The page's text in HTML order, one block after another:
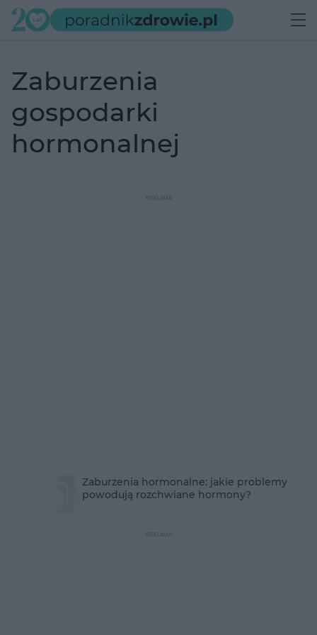
zaburzenia
gospodarki
hormonalnej
Zaburzenia hormonalne: jakie problemy
powodują rozchwiane hormony?